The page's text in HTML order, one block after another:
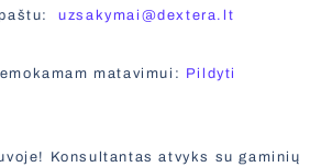
paštu:uzsakymai@dextera.lt
matavimui: Pildyti
Konsultantas atvyks su gaminių